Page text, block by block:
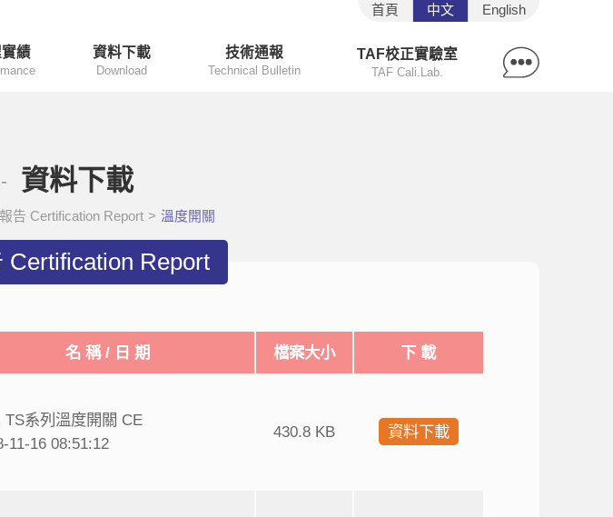
首頁 中文 English
績 資料下載
Download
技術通報
Technical Bulletin
TAF校正實驗室
TAF Cali.Lab.
資料下載
告 Certification Report > 溫度開關
Certification Report
名 稱 / 日 期 檔案大小 下 載
TS系列溫度開關 CE
11-16 08:51:12
430.8 KB 資料下載